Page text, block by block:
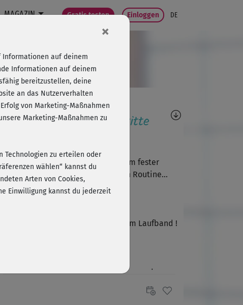
MAGAZIN Gratis testen Einloggen DE
Fragen, Antworten,
Bewertungen, Fortschritte
Das Stretching 1 solo ist seit langem fester
Bestandteil meiner wöchentlichen Routine...
Sehr gut nach dem Training auf dem Laufband !
Ganz wunderbares Stretching, insbesondere
×
Informationen auf deinem
Informationen auf deinem
bereitzustellen, deine
an das Nutzerverhalten
von Marketing-Maßnahmen
Marketing-Maßnahmen zu
Technologien zu erteilen oder
wählen“ kannst du
Arten von Cookies,
Einwilligung kannst du jederzeit